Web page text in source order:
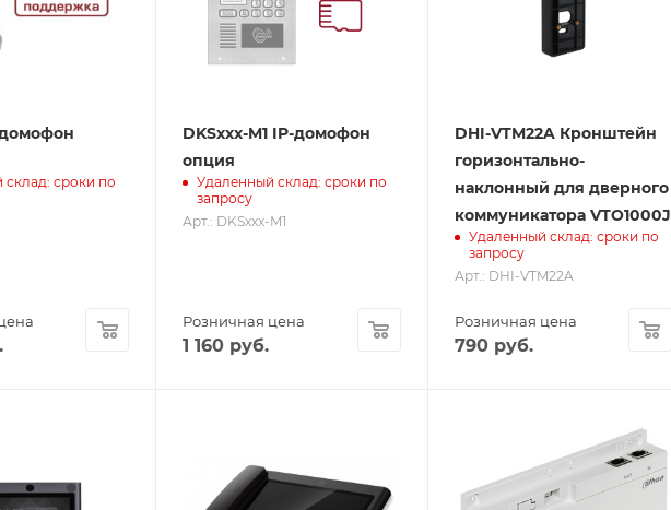
сроки по
DKSxxx-M1 IP-домофон
опция
Удаленный склад: сроки по
запросу
Арт.: DKSxxx-M1
Розничная цена
1 160 руб.
DHI-VTM22A Кронштейн
горизонтально-
наклонный для дверного
коммуникатора VTO1000J
Удаленный склад: сроки по
запросу
Арт.: DHI-VTM22A
Розничная цена
790руб.